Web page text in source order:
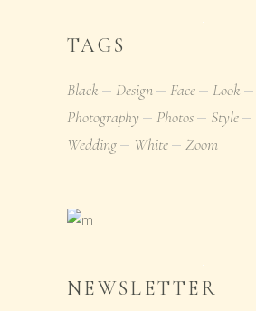
TAGS
Black Design Face Look
Photography
Photos Style
Wedding
White Zoom
NEWSLETTER